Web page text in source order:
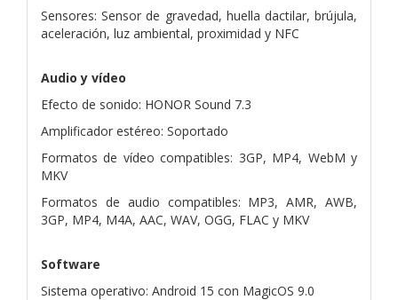
Sensores: Sensor de gravedad, huella dactilar, brújula,
aceleración, luz ambiental, proximidad y NFC
Audio y vídeo
Efecto de sonido: HONOR Sound 7.3
Amplificador estéreo: Soportado
Formatos de vídeo compatibles: 3GP, MP4, WebM y
MKV
Formatos de audio compatibles: MP3, AMR, AWB,
3GP, MP4, M4A, AAC, WAV, OGG, FLAC y MKV
Software
Sistema operativo: Android 15 con MagicOS 9.0